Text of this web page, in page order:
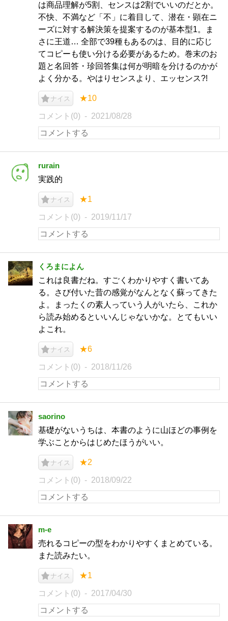
は商品理解が5割、センスは2割でいいのだとか。
不快、不満など「不」に着目して、潜在・顕在ニ
ーズに対する解決策を提案するのが基本型1。ま
さに王道… 全部で39種もあるのは、目的に応じ
てコピーも使い分ける必要があるため。巻末のお
題と名回答・珍回答集は何が明暗を分けるのかが
よく分かる。やはりセンスより、エッセンス?!
ナイス ★10
コメント(0) 2021/08/28
rurain
実践的
ナイス ★1
コメント(0) 2019/11/17
くろまによん
これは良書だね。すごくわかりやすく書いてあ
る。さび付いた昔の感覚がなんとなく蘇ってきた
よ。まったくの素人っていう人がいたら、これか
ら読み始めるといいんじゃないかな。とてもいい
よこれ。
ナイス ★6
コメント(0) 2018/11/26
saorino
基礎がないうちは、本書のように山ほどの事例を
学ぶことからはじめたほうがいい。
ナイス ★2
コメント(0) 2018/09/22
m-e
売れるコピーの型をわかりやすくまとめている。
また読みたい。
ナイス ★1
コメント(0) 2017/04/30